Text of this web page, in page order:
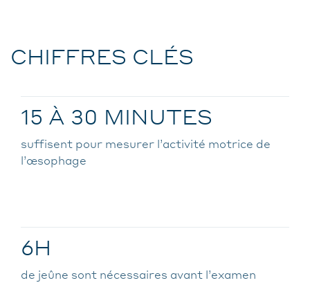
CHIFFRES CLÉS
15 À 30 MINUTES
suffisent pour mesurer l’activité motrice de
l’œsophage
6H
de jeûne sont nécessaires avant l’examen